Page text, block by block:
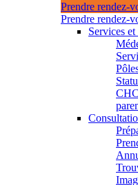
Prendre rendez-
Prendre rendez-
Services